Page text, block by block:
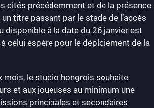
cités précédemment et de la présence
titre passant par le stade de l’accès
disponible à la date du 26 janvier est
celui espéré pour le déploiement de la
mois, le studio hongrois souhaite
et aux joueuses au minimum une
principales et secondaires